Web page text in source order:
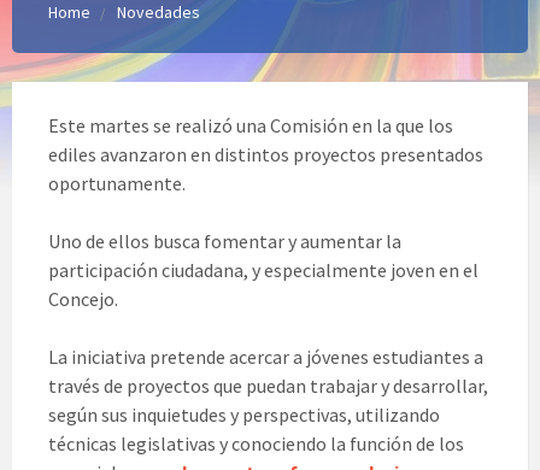
Home Novedades
Este martes se realizó una Comisión en la que los
ediles avanzaron en distintos proyectos presentados
oportunamente.
Uno de ellos busca fomentar y aumentar la
participación ciudadana, y especialmente joven en el
Concejo.
La iniciativa pretende acercar a jóvenes estudiantes a
través de proyectos que puedan trabajar y desarrollar,
según sus inquietudes y perspectivas, utilizando
técnicas legislativas y conociendo la función de los